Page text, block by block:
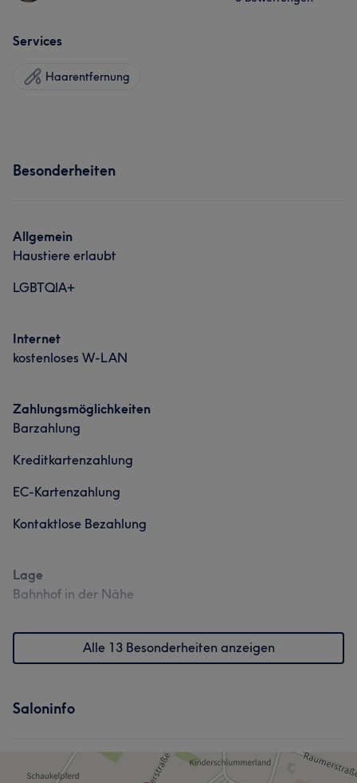
Services
Haarentfernung
Besonderheiten
Allgemein
Haustiere erlaubt
LGBTQIA+
Internet
kostenloses W-LAN
Zahlungsmöglichkeiten
Barzahlung
Kreditkartenzahlung
EC-Kartenzahlung
Kontaktlose Bezahlung
Lage
Bahnhof in der Nähe
Alle 13 Besonderheiten anzeigen
Saloninfo